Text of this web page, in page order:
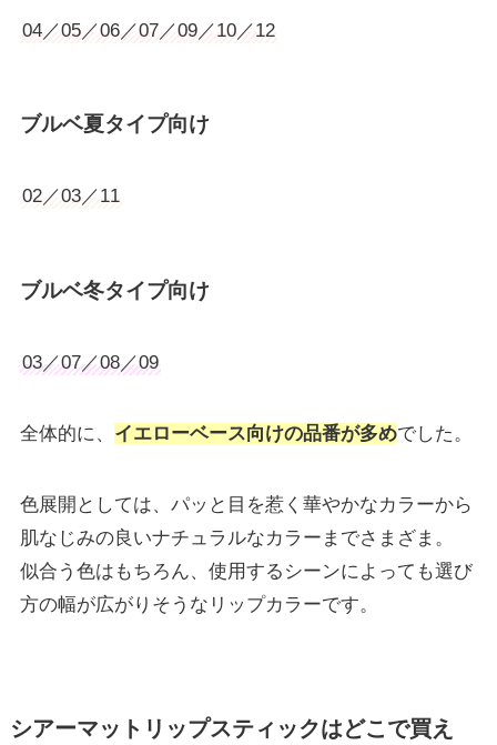
04／05／06／07／09／10／12
ブルベ夏タイプ向け
02／03／11
ブルベ冬タイプ向け
03／07／08／09
全体的に、 イエローベース向けの品番が多めでした。
色展開としては、パッと目を惹く華やかなカラーから
肌なじみの良いナチュラルなカラーまでさまざま。
似合う色はもちろん、使用するシーンによっても選び
方の幅が広がりそうなリップカラーです。
シアーマットリップスティックはどこで買え